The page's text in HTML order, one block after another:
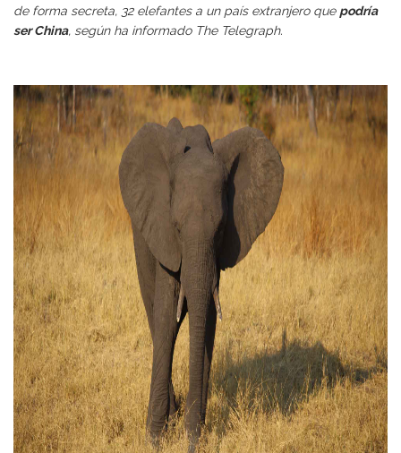
de forma secreta, 32 elefantesa un país extranjero que podría
ser China, según ha informado The Telegraph.